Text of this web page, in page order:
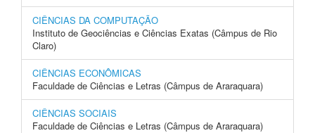
CIÊNCIAS DA COMPUTAÇÃO
Instituto de Geociências e Ciências Exatas (Câmpus de Rio
Claro)
CIÊNCIAS ECONÔMICAS
Faculdade de Ciências e Letras (Câmpus de Araraquara)
CIÊNCIAS SOCIAIS
Faculdade de Ciências e Letras (Câmpus de Araraquara)